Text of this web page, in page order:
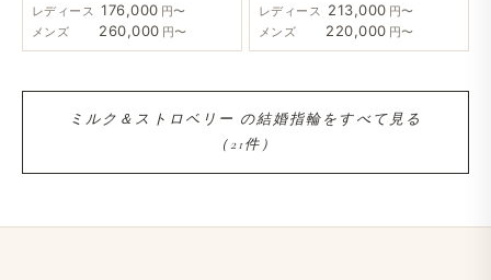
レディース 176,000 円〜
メンズ
260,000 円〜
レディース 213,000 円〜
メンズ
220,000 円〜
ミルク＆ストロベリー の​結婚​指輪を​すべて​見る​
（21件）